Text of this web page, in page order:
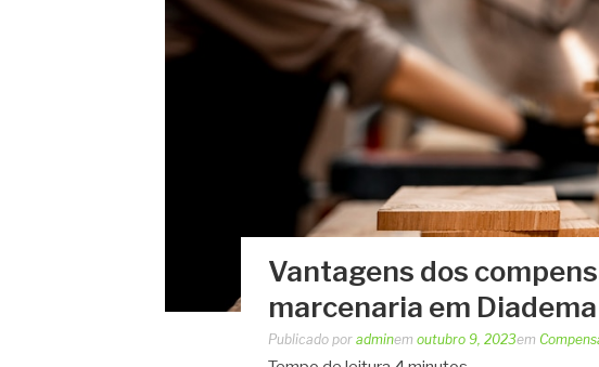
Vantagens dos
marcenaria em Diadema
Publicado por adminem outubro 9, 2023em